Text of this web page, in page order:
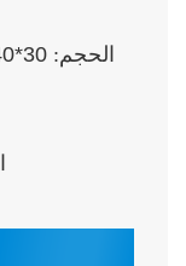
3. الحجم: